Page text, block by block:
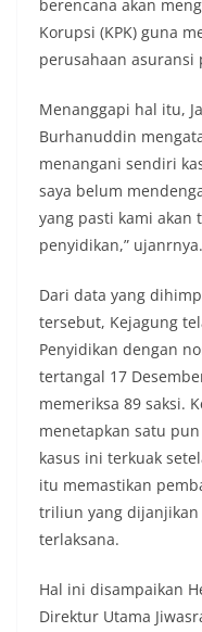
berencana akan
Korupsi (KPK) guna
perusahaan
Menanggapi hal itu,
Burhanuddin
menangani sendiri
saya belum
yang pasti kami
penyidikan,” ujanrnya.
Dari data yang
tersebut, Kejagung
Penyidikan dengan
tertangal 17
memeriksa 89 saksi.
menetapkan satu
kasus ini terkuak
itu memastikan
triliun yang dijanjikan
terlaksana.
Hal ini disampaikan
Direktur Utama